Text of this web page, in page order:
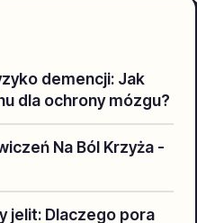
demencji: Jak
dla ochrony mózgu?
Na Ból Krzyża -
jelit: Dlaczego pora